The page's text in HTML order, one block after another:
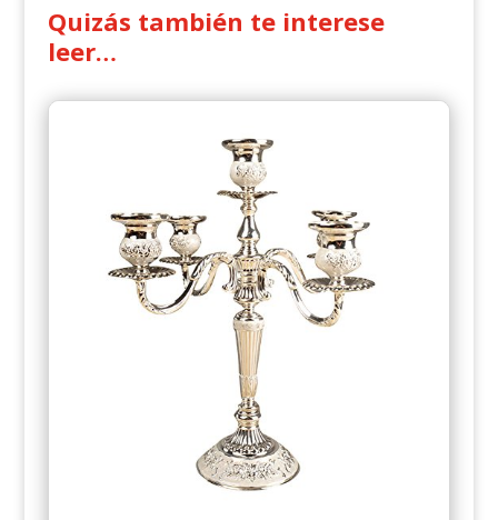
Quizás también te interese
leer…